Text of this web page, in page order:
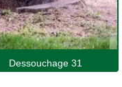
Dessouchage 31